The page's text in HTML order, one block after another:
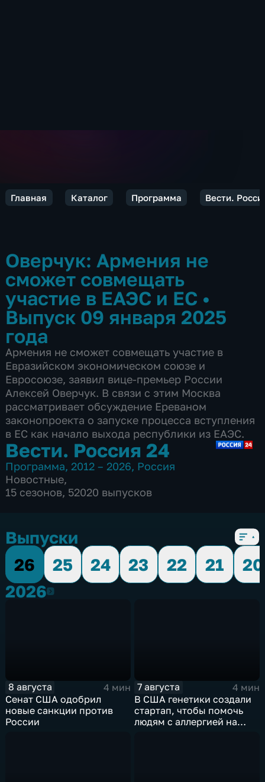
Главная Каталог Программа Вести.
Оверчук: Армения не
сможет совмещать
участие в ЕАЭС и ЕС •
Выпуск 09 января 2025
года
Армения не сможет совмещать участие в
Евразийском экономическом союзе и
Евросоюзе, заявил вице-премьер России
Алексей Оверчук. В связи с этим Москва
рассматривает обсуждение Ереваном
законопроекта о запуске процесса вступления
в ЕС как начало выхода республики из ЕАЭС.
Вести. Россия 24
Программа, 2012 – 2026, Россия
Новостные,
15 сезонов, 52020 выпусков
Выпуски
26
25 24 23 22 21
20
20262026
8 августа
4 мин
Сенат США одобрил
новые санкции против
России
7 августа
4 мин
В США генетики создали
стартап, чтобы помочь
людям с аллергией на